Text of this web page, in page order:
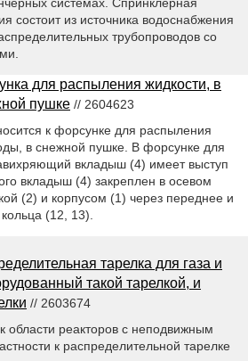
состоит из источника водоснабжения
трубопроводов со
для распыления жидкости, в
пушке // 2604623
к форсунке для распыления
в снежной пушке. В форсунке для
вкладыш (4) имеет выступ
вкладыш (4) закреплен в осевом
(2) и корпусом (1) через переднее и
(12, 13).
тарелка для газа и
такой тарелкой, и
// 2603674
области реакторов с неподвижным
к распределительной тарелке